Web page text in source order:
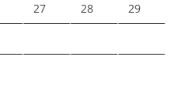
27 28 29